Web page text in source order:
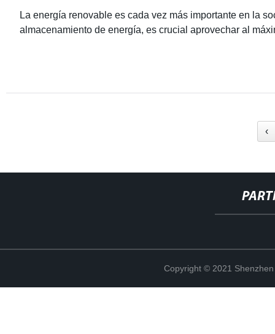
La energía renovable es cada vez más importante en la
almacenamiento de energía, es crucial aprovechar al
‹
Copyright © 2021